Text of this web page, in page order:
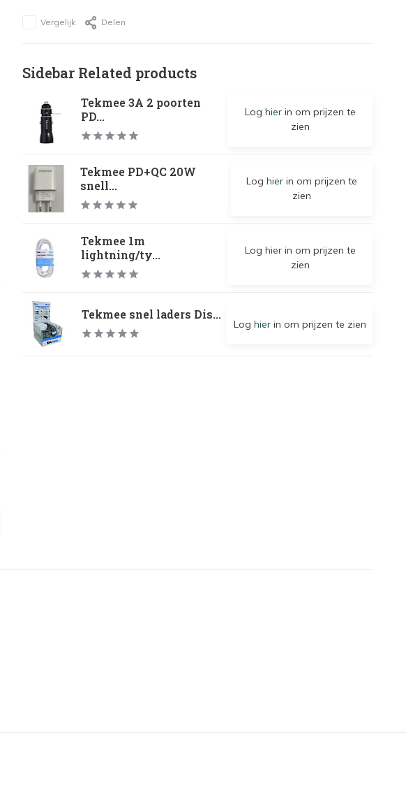
Vergelijk Delen
Sidebar Related products
Tekmee 3A 2 poorten
PD...
Log hierin om prijzen te
zien
Tekmee PD+QC 20W
snell...
Loghier in om prijzen te
zien
Tekmee 1m
lightning/ty...
Log hierin om prijzen te
zien
Tekmee snel laders Dis...
Log hierin om prijzen te zien